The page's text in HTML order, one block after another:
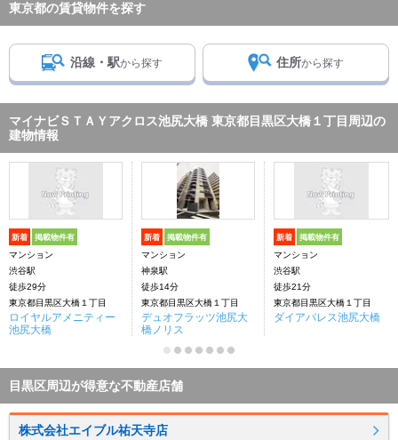
東京都の賃貸物件を探す
沿線・駅から探す 住所から探す
マイナビＳＴＡＹアクロス池尻大橋 東京都目黒区大橋１丁目周辺の
建物情報
新着 掲載物件有
マンション
渋谷駅
徒歩29分
東京都目黒区大橋１丁目
ロイヤルアメニティー
池尻大橋
新着 掲載物件有
マンション
神泉駅
徒歩14分
東京都目黒区大橋１丁目
デュオフラッツ池尻大
橋ノリス
新着 掲載物件有
マンション
渋谷駅
徒歩21分
東京都目黒区大橋１丁目
ダイアパレス池尻大橋
目黒区周辺が得意な不動産店舗
株式会社エイブル祐天寺店